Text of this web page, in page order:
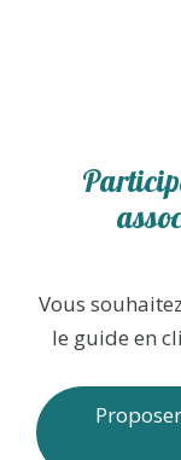
Vous
le guide en